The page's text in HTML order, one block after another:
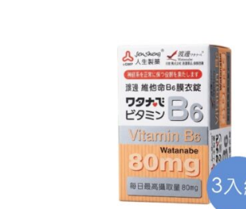
始
價
格：
NT$ 990。